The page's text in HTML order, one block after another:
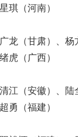
琪（河南）
龙（甘肃）、杨
虎（广西）
江（安徽）、陆
勇（福建）